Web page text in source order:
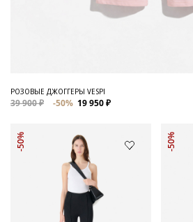
РОЗОВЫЕ ДЖОГГЕРЫ VESPI
39 900 ₽ -50% 19 950 ₽
-50% -50%